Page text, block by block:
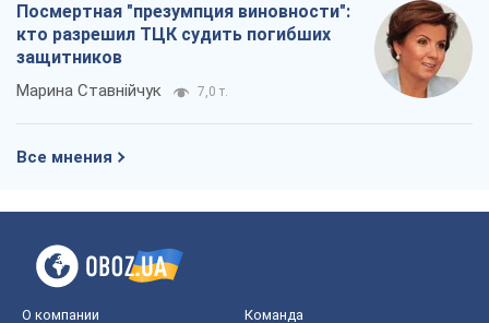
Посмертная "презумпция виновности":
кто разрешил ТЦК судить погибших
защитников
Марина Ставнійчук 7,0 т.
Все мнения
О компании Команда